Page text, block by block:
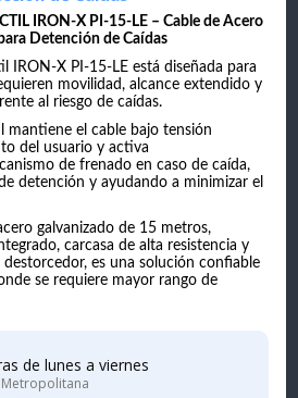
IRON-X PI-15-LE – Cable de Acero
Detención de Caídas
IRON-X PI-15-LE está diseñada para
movilidad, alcance extendido y
al riesgo de caídas.
mantiene el cable bajo tensión
del usuario y activa
de frenado en caso de caída,
detención y ayudando a minimizar el
galvanizado de 15 metros,
carcasa de alta resistencia y
es una solución confiable
se requiere mayor rango de
de lunes a viernes
Metropolitana